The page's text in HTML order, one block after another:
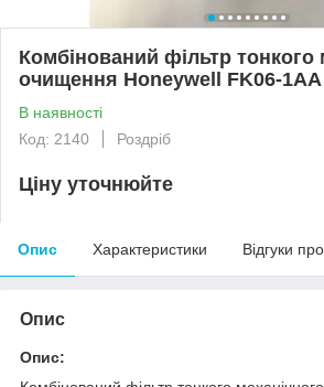
Комбінований фільтр тонкого
очищення Honeywell FK06-1AA
В наявності
Код: 2140
Роздріб
Ціну уточнюйте
Опис Характеристики Відгуки
Опис
Опис: